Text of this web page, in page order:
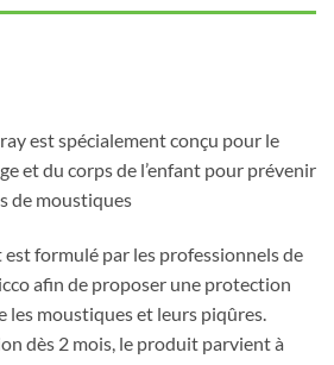
est spécialement conçu pour le
et du corps de l’enfant pour prévenir
de moustiques
formulé par les professionnels de
afin de proposer une protection
les moustiques et leurs piqûres.
dès 2 mois, le produit parvient à